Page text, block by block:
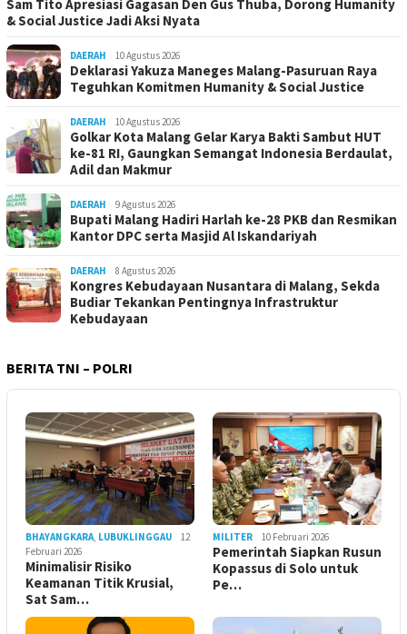
Sam Tito Apresiasi Gagasan Den Gus Thuba, Dorong Humanity
& Social Justice Jadi Aksi Nyata
DAERAH 10 Agustus 2026
Deklarasi Yakuza Maneges Malang-Pasuruan Raya
Teguhkan Komitmen Humanity & Social Justice
DAERAH 10 Agustus 2026
Golkar Kota Malang Gelar Karya Bakti Sambut HUT
ke-81 RI, Gaungkan Semangat Indonesia Berdaulat,
Adil dan Makmur
DAERAH 9 Agustus 2026
Bupati Malang Hadiri Harlah ke-28 PKB dan Resmikan
Kantor DPC serta Masjid Al Iskandariyah
DAERAH 8 Agustus 2026
Kongres Kebudayaan Nusantara di Malang, Sekda
Budiar Tekankan Pentingnya Infrastruktur
Kebudayaan
BERITA TNI – POLRI
BHAYANGKARA LUBUKLINGGAU
12
Februari 2026
Minimalisir Risiko
Keamanan Titik Krusial,
Sat Sam…
MILITER 10 Februari 2026
Pemerintah Siapkan Rusun
Kopassus di Solo untuk
Pe…